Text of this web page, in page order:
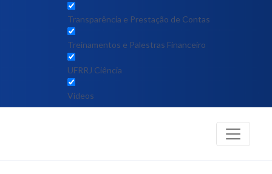
Transparência e Prestação de Contas
Treinamentos e Palestras Financeiro
UFRRJ Ciência
Vídeos